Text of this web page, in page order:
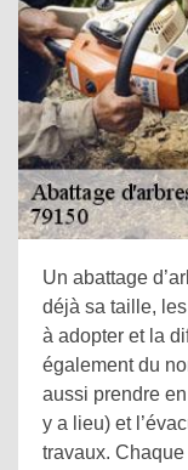
Un abattage
déjà sa taille,
à adopter et la
également du
aussi prendre
y a lieu) et
travaux.